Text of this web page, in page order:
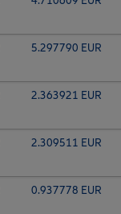
5.297790 EUR
2.363921 EUR
2.309511 EUR
0.937778 EUR